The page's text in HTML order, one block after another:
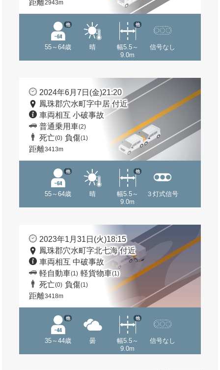
距離2943m
55～64歳
他
晴
幅5.5～
9.0m
他
信号なし
2024年6月7日(金)21:20
鳳珠郡穴水町字中居 付近
車両相互 小破事故
普通乗用車(2)
死亡(0) 負傷(1)
距離3413m
55～64歳
他
晴
幅5.5～
9.0m
他
３灯式信号
2023年1月31日(火)18:15
鳳珠郡穴水町字北七海 付近
車両相互 中破事故
軽自動車(1) 軽貨物車(1)
死亡(0) 負傷(1)
距離3418m
35～44歳
他
曇
幅5.5～
9.0m
他
信号なし